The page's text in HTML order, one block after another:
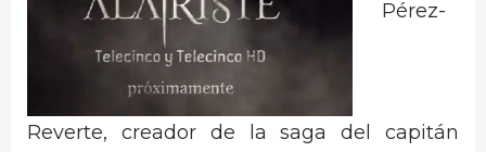
Pérez-
Reverte, creador de la saga del capitán